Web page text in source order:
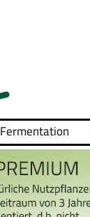
Fermentation